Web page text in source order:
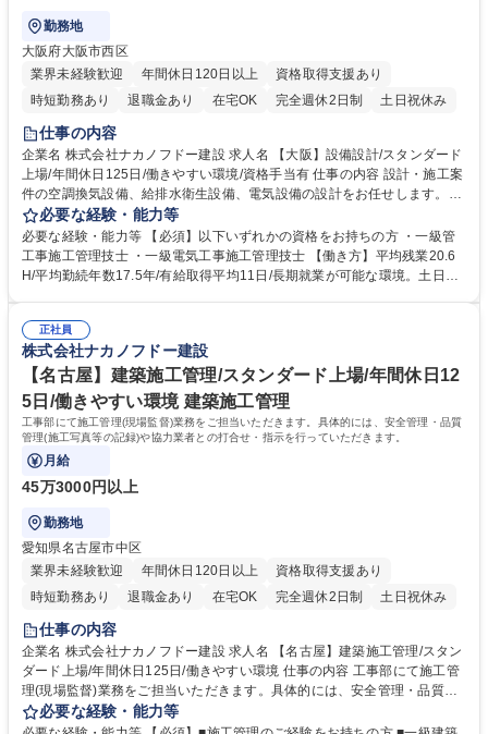
勤務地
大阪府大阪市西区
業界未経験歓迎
年間休日120日以上
資格取得支援あり
時短勤務あり
退職金あり 在宅OK 完全週休2日制 土日祝休み
仕事の内容
企業名 株式会社ナカノフドー建設 求人名 【大阪】設備設計/スタンダード
上場/年間休日125日/働きやすい環境/資格手当有 仕事の内容 設計・施工案
件の空調換気設備、給排水衛生設備、電気設備の設計をお任せします。S
造・RC造/5，000～10，000平方メートル規模の工場、物流施設、商業施
設を中心にマンション等もお任せする場合があります。 【研修制度】年齢
や階層に応じた研修制度、資格支援制度有◎ 【グローバルに活躍できる環
境】売上の約3～4割が海外建設となるため、ゆくゆくは海外建設にも携わ
機関から認定を受けました。 募集職種 【大阪】設備設計/スタンダード上
場/年間休日125日/働きやすい環境/資格手当有
必要な経験・能力等
必要な経験・能力等 【必須】以下いずれかの資格をお持ちの方 ・一級管
工事施工管理技士 ・一級電気工事施工管理技士 【働き方】平均残業20.6
H/平均勤続年数17.5年/有給取得平均11日/長期就業が可能な環境。土日出
に応じた研修制度が充実、資格支援制度もあり。社員ひとりひとりのスキ
ルアップを後押ししています。 学歴・資格 学歴：大学院 大学 高専 短大
専修学校 高校 語学力： 資格：1級電気工事施工管理技士 1級管工事施工管
理技士 一級建築士
正社員
株式会社ナカノフドー建設
【名古屋】建築施工管理/スタンダード上場/年間休日12
5日/働きやすい環境 建築施工管理
工事部にて施工管理(現場監督)業務をご担当いただきます。具体的には、安全管理・品質
管理(施工写真等の記録)や協力業者との打合せ・指示を行っていただきます。
月給
45万3000円以上
勤務地
愛知県名古屋市中区
業界未経験歓迎
年間休日120日以上
資格取得支援あり
時短勤務あり
退職金あり 在宅OK 完全週休2日制 土日祝休み
仕事の内容
企業名 株式会社ナカノフドー建設 求人名 【名古屋】建築施工管理/スタン
ダード上場/年間休日125日/働きやすい環境 仕事の内容 工事部にて施工管
理(現場監督)業務をご担当いただきます。具体的には、安全管理・品質管
理(施工写真等の記録)や協力業者との打合せ・指示を行っていただきま
す。 「施工図設計」「仮設設計」「官公庁への各種申請」等については、
必要な経験・能力等